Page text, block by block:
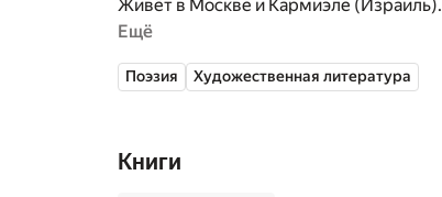
Живёт в Москве и Кармиэле (Израиль).
Ещё
Поэзия Художественная литература
Книги